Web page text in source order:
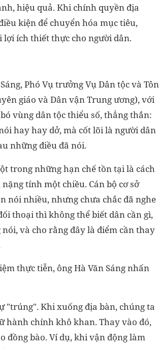
hiệu quả. Khi chính quyền địa
kiện để chuyển hóa mục tiêu,
ích thiết thực cho người dân.
Phó Vụ trưởng Vụ Dân tộc và Tôn
giáo và Dân vận Trung ương), với
vùng dân tộc thiểu số, thẳng thắn:
hay hay dở, mà cốt lõi là người dân
những điều đã nói.
trong những hạn chế tồn tại là cách
tính một chiều. Cán bộ cơ sở
nói nhiều, nhưng chưa chắc đã nghe
thoại thì không thể biết dân cần gì,
nói, và cho rằng đây là điểm cần thay
thực tiễn, ông Hà Văn Sáng nhấn
"trúng". Khi xuống địa bàn, chúng ta
hành chính khô khan. Thay vào đó,
đồng bào. Ví dụ, khi vận động làm